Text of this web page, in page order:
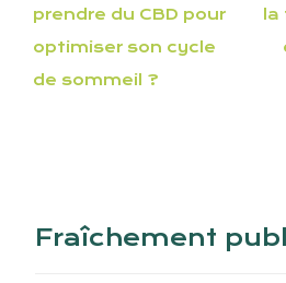
prendre du CBD pour
optimiser son cycle
de sommeil ?
Fraîchement